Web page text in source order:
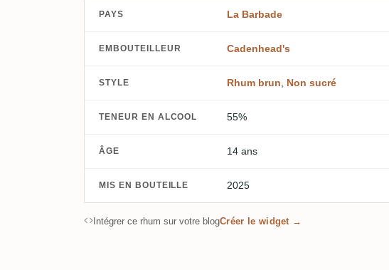
PAYS La Barbade
EMBOUTEILLEUR Cadenhead's
STYLE Rhum brun Non sucré
TENEUR EN ALCOOL 55%
ÂGE 14 ans
MIS EN BOUTEILLE 2025
Intégrer ce rhum sur votre blogCréer le widget →